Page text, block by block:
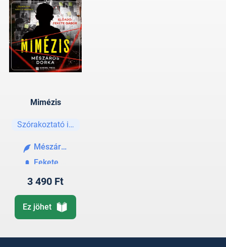
Mimézis
Szórakoztató irodalom
Mészáros Dorka
Fekete Gábor
3 490 Ft
Ez jöhet